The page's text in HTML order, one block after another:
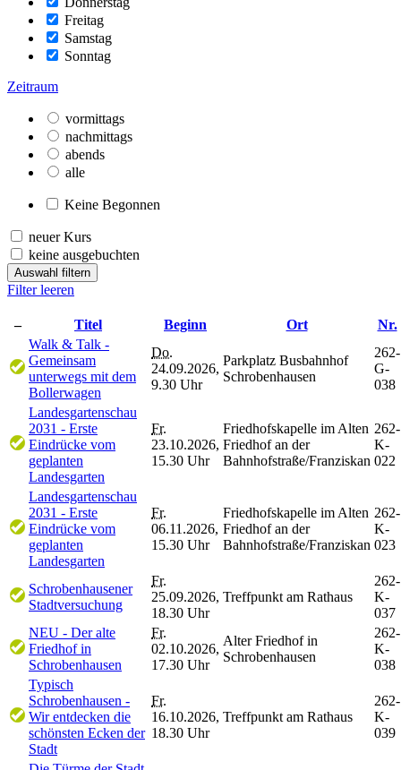
Freitag
Samstag
Sonntag
Zeitraum
vormittags
nachmittags
abends
alle
Keine Begonnen
neuer Kurs
keine ausgebuchten
Auswahl filtern
Filter leeren
– Titel Beginn Ort
Nr.
Walk & Talk -
Gemeinsam
unterwegs mit dem
Bollerwagen
Do.
24.09.2026,
9.30 Uhr
Parkplatz Busbahnhof
Schrobenhausen
262-
G-
038
Landesgartenschau
2031 - Erste
Eindrücke vom
geplanten
Landesgarten
Fr.
23.10.2026,
15.30 Uhr
Friedhofskapelle im Alten
Friedhof an der
Bahnhofstraße/Franziskan
262-
K-
022
Landesgartenschau
2031 - Erste
Eindrücke vom
geplanten
Landesgarten
Fr.
06.11.2026,
15.30 Uhr
Friedhofskapelle im Alten
Friedhof an der
Bahnhofstraße/Franziskan
262-
K-
023
Schrobenhausener
Stadtversuchung
Fr.
25.09.2026,
18.30 Uhr
Treffpunkt am Rathaus
262-
K-
037
NEU - Der alte
Friedhof in
Schrobenhausen
Fr.
02.10.2026,
17.30 Uhr
Alter Friedhof in
Schrobenhausen
262-
K-
038
Typisch
Schrobenhausen -
Wir entdecken die
schönsten Ecken der
Stadt
Fr.
16.10.2026,
18.30 Uhr
Treffpunkt am Rathaus
262-
K-
039